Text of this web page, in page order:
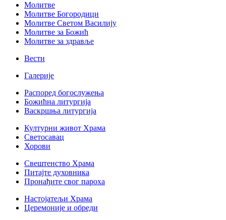
Молитве
Молитве Богородици
Молитве Светом Василију
Молитве за Божић
Молитве за здравље
Вести
Галерије
Распоред богослужења
Божићна литургија
Васкршња литургија
Културни живот Храма
Светосавац
Хорови
Свештенство Храма
Питајте духовника
Пронађите свог пароха
Настојатељи Храма
Церемоније и обреди